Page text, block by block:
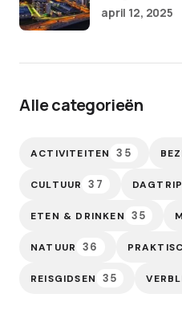
april 12, 2025
Alle categorieën
ACTIVITEITEN 35
CULTUUR 37
ETEN & DRINKEN 35
NATUUR 36
REISGIDSEN 35